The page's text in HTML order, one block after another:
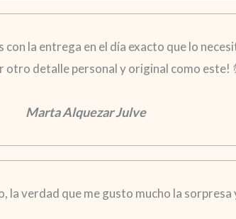
la entrega en el día exacto que lo
otro detalle personal y original como este!
Marta Alquezar Julve
la verdad que me gusto mucho la